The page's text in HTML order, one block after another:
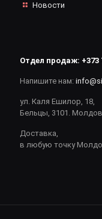
Новости
Отдел продаж: +373
Напишите нам:
ул. Каля Ешилор, 18,
Бельцы, 3101.
Доставка,
в любую точку